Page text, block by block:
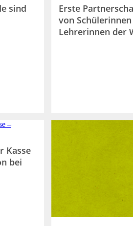
sind
Erste
von
Lehrerinnen der
Kasse
bei